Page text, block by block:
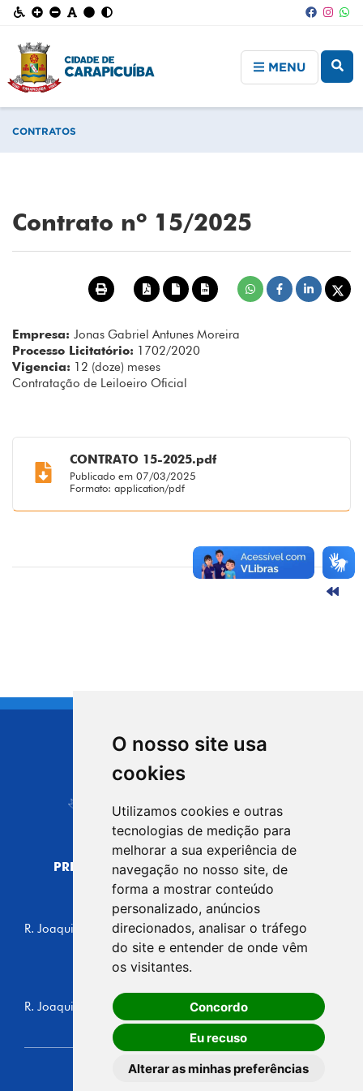
O nosso site usa
cookies
Utilizamos cookies e outras
tecnologias de medição para
melhorar a sua experiência de
navegação no nosso site, de
forma a mostrar conteúdo
personalizado, anúncios
direcionados, analisar o tráfego
do site e entender de onde vêm
os visitantes.
Concordo
Eu recuso
Alterar as minhas preferências
MENU
CONTRATOS
Contrato nº 15/2025
Empresa: Jonas Gabriel Antunes Moreira
Processo Licitatório: 1702/2020
Vigencia: 12 (doze) meses
Contratação de Leiloeiro Oficial
CONTRATO 15-2025.pdf
Publicado em 07/03/2025
Formato: application/pdf
CIDADE DE
Carapicuíba
PREFEITURA MUNICIPAL DE CARAPICUÍBA
CNPJ: 44.892.693/0001-40
CENTRO ADMINISTRATIVO
R. Joaquim das Neves, 211 - Vila Caldas, Carapicuíba/SP
CEP: 06310-030, Brasil
Telefone: 4164-5500
GABINETE DO PREFEITO
R. Joaquim das Neves, 205 - Vila Caldas, Carapicuíba/SP
CEP: 06310-030, Brasil